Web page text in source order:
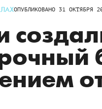
ОПУБЛИКОВАНО 31 ОКТЯБРЯ